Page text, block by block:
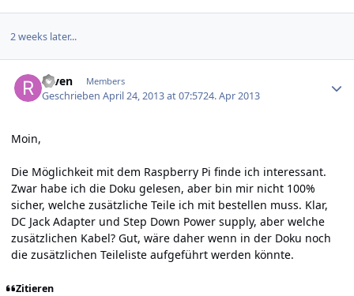
2 weeks later...
raven Members
GeschriebenApril 24, 2013 at 07:5724. Apr 2013
Moin,
Die Möglichkeit mit dem Raspberry Pi finde ich interessant.
Zwar habe ich die Doku gelesen, aber bin mir nicht 100%
sicher, welche zusätzliche Teile ich mit bestellen muss. Klar,
DC Jack Adapter und Step Down Power supply, aber welche
zusätzlichen Kabel? Gut, wäre daher wenn in der Doku noch
die zusätzlichen Teileliste aufgeführt werden könnte.
Zitieren